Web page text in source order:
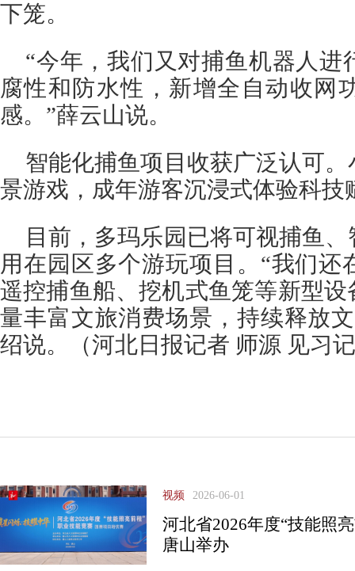
下笼。
“今年，我们又对捕鱼机器人进
腐性和防水性，新增全自动收网
感。”薛云山说。
智能化捕鱼项目收获广泛认可
景游戏，成年游客沉浸式体验科技
目前，多玛乐园已将可视捕鱼
用在园区多个游玩项目。“我们还
遥控捕鱼船、挖机式鱼笼等新型
量丰富文旅消费场景，持续释放
绍说。（河北日报记者 师源 见习
视频 2026-06-01
河北省2026年度“技能照
唐山举办